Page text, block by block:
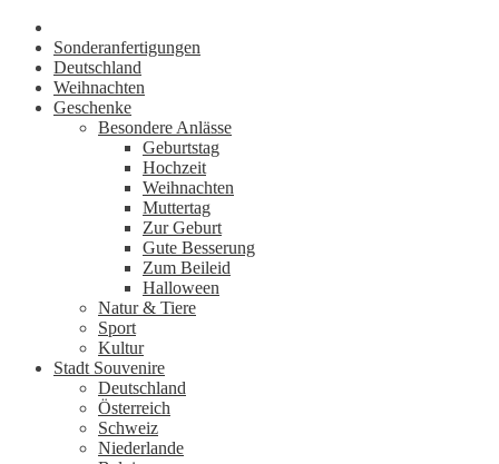
Sonderanfertigungen
Deutschland
Weihnachten
Geschenke
Besondere Anlässe
Geburtstag
Hochzeit
Weihnachten
Muttertag
Zur Geburt
Gute Besserung
Zum Beileid
Halloween
Natur & Tiere
Sport
Kultur
Stadt Souvenire
Deutschland
Österreich
Schweiz
Niederlande